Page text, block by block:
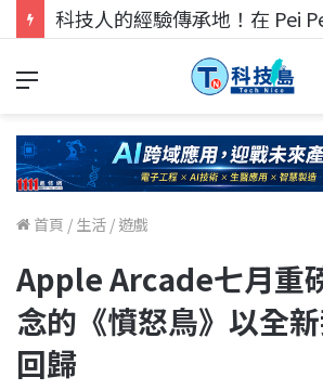
首頁 / 生活 / 遊戲
Apple Arcade七月重
念的《憤怒鳥》以全
回歸